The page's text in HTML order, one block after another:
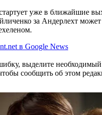
уже в ближайшие
за Андерлехт может
в Google News
выделите необходимый
сообщить об этом